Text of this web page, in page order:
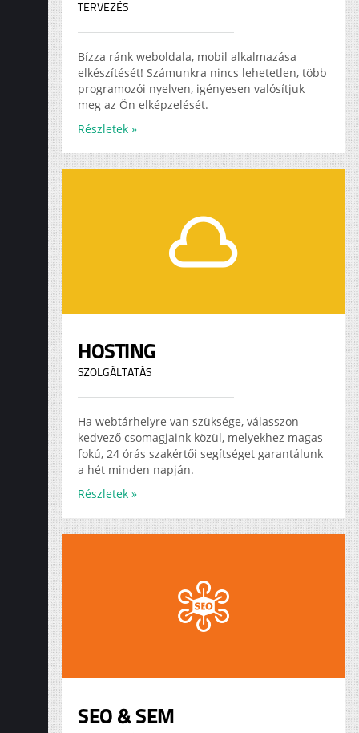
TERVEZÉS
Bízza ránk weboldala, mobil alkalmazása
elkészítését! Számunkra nincs lehetetlen, több
programozói nyelven, igényesen valósítjuk
meg az Ön elképzelését.
Részletek »
HOSTING
SZOLGÁLTATÁS
Ha webtárhelyre van szüksége, válasszon
kedvező csomagjaink közül, melyekhez magas
fokú, 24 órás szakértői segítséget garantálunk
a hét minden napján.
Részletek »
SEO & SEM